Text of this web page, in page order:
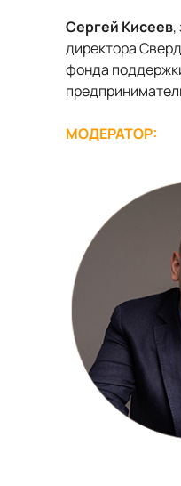
Сергей Кисеев,
директора
фонда
МОДЕРАТОР: